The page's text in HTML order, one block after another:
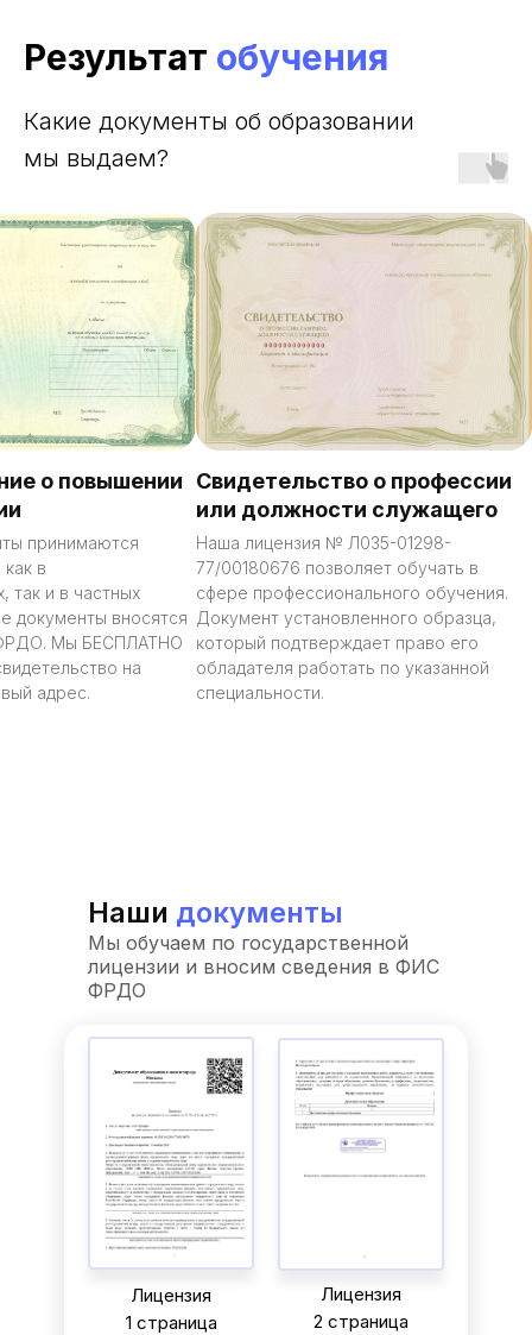
Результат обучения
Какие документы об образовании
мы выдаем?
о повышении
принимаются
в
так и в частных
документы вносятся
Мы БЕСПЛАТНО
на
адрес.
Свидетельство о профессии
или должности служащего
Наша лицензия № Л035-01298-
77/00180676 позволяет обучать в
сфере профессионального обучения.
Документ установленного образца,
который подтверждает право его
обладателя работать по указанной
специальности.
Наши документы
Мы обучаем по государственной
лицензии и вносим сведения в ФИС
ФРДО
Лицензия
1 страница
Лицензия
2 страница